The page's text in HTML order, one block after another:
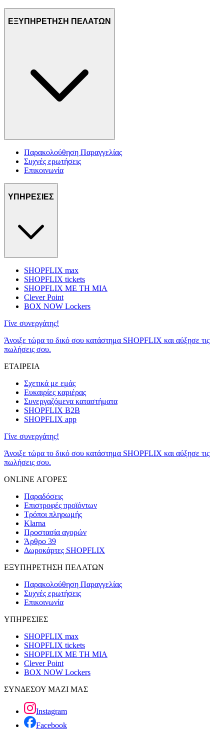
ΕΞΥΠΗΡΕΤΗΣΗ ΠΕΛΑΤΩΝ
Παρακολούθηση Παραγγελίας
Συχνές ερωτήσεις
Επικοινωνία
ΥΠΗΡΕΣΙΕΣ
SHOPFLIX max
SHOPFLIX tickets
SHOPFLIX ΜΕ ΤΗ ΜΙΑ
Clever Point
BOX NOW Lockers
Γίνε συνεργάτης!
Άνοιξε τώρα το δικό σου κατάστημα SHOPFLIX και αύξησε τις
πωλήσεις σου.
ΕΤΑΙΡΕΙΑ
Σχετικά με εμάς
Ευκαιρίες καριέρας
Συνεργαζόμενα καταστήματα
SHOPFLIX B2B
SHOPFLIX app
Γίνε συνεργάτης!
Άνοιξε τώρα το δικό σου κατάστημα SHOPFLIX και αύξησε τις
πωλήσεις σου.
ONLINE ΑΓΟΡΕΣ
Παραδόσεις
Επιστροφές προϊόντων
Τρόποι πληρωμής
Klarna
Προστασία αγορών
Άρθρο 39
Δωροκάρτες SHOPFLIX
ΕΞΥΠΗΡΕΤΗΣΗ ΠΕΛΑΤΩΝ
Παρακολούθηση Παραγγελίας
Συχνές ερωτήσεις
Επικοινωνία
ΥΠΗΡΕΣΙΕΣ
SHOPFLIX max
SHOPFLIX tickets
SHOPFLIX ΜΕ ΤΗ ΜΙΑ
Clever Point
BOX NOW Lockers
ΣΥΝΔΕΣΟΥ ΜΑΖΙ ΜΑΣ
Instagram
Facebook